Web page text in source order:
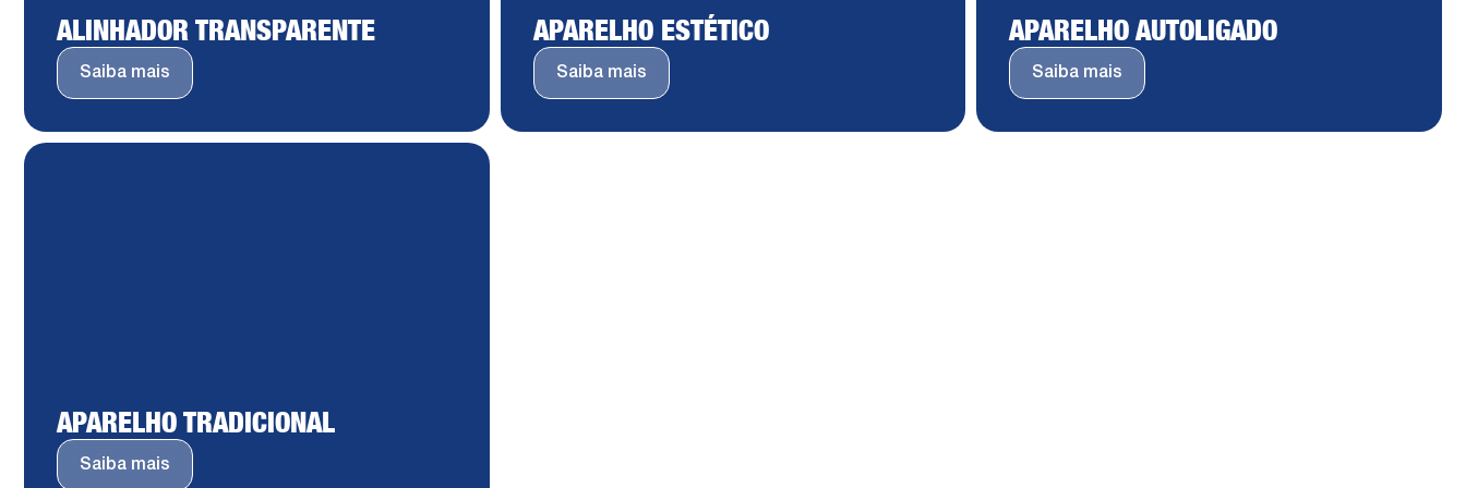
ALINHADOR TRANSPARENTE
Saiba mais
APARELHO ESTÉTICO
Saiba mais
APARELHO AUTOLIGADO
Saiba mais
APARELHO TRADICIONAL
Saiba mais